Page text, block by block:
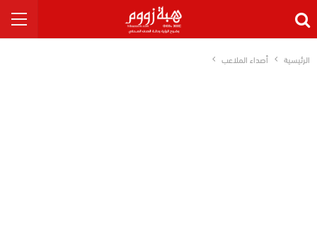
الرئيسية أصداء الملاعب